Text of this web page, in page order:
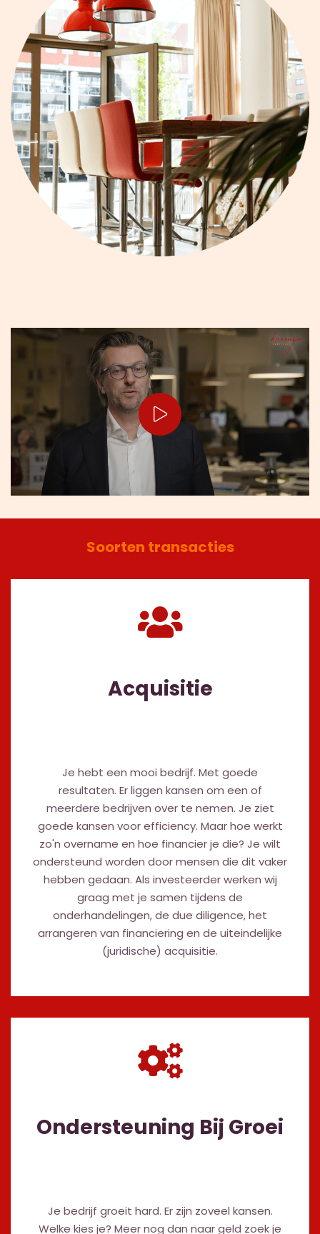
Soorten transacties
Acquisitie
Je hebt een mooi bedrijf. Met goede
resultaten. Er liggen kansen om een of
meerdere bedrijven over te nemen. Je ziet
goede kansen voor efficiency. Maar hoe werkt
zo'n overname en hoe financier je die? Je wilt
ondersteund worden door mensen die dit vaker
hebben gedaan. Als investeerder werken wij
graag met je samen tijdens de
onderhandelingen, de due diligence, het
arrangeren van financiering en de uiteindelijke
(juridische) acquisitie.
Ondersteuning Bij Groei
Je bedrijf groeit hard. Er zijn zoveel kansen.
Welke kies je? Meer nog dan naar geld zoek je